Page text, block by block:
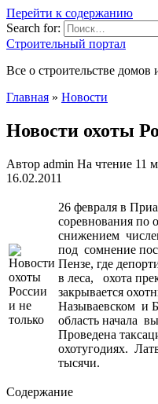
Перейти к содержанию
Search for:
Строительный портал
Все о строительстве домов
Главная » Новости
Новости охоты
Автор admin На чтение 11
16.02.2011
26 февраля в
соревнования по
снижением
под сомнение
Пензе, где
в леса, охота
закрывается
Называевском и
область начала
Проведена
охотугодиях.
тысячи.
Содержание